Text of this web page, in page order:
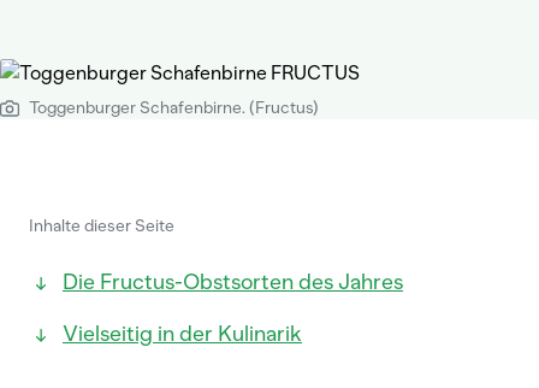
Toggenburger Schafenbirne. (Fructus)
Inhalte dieser Seite
Die Fructus-Obstsorten des Jahres
Vielseitig in der Kulinarik